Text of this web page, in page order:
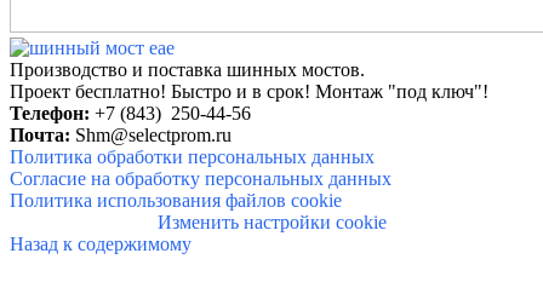
Производство и поставка шинных мостов.
Проект бесплатно! Быстро и в срок! Монтаж "под ключ"!
Телефон: +7 (843) 250-44-56
Почта: Shm@selectprom.ru
Политика обработки персональных данных
Согласие на обработку персональных данных
Политика использования файлов cookie
Изменить настройки cookie
Назад к содержимому